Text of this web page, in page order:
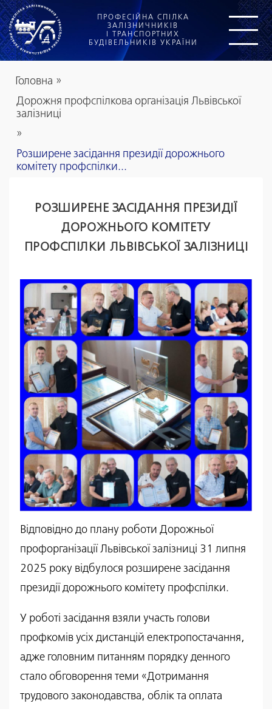
ПРОФЕСІЙНА СПІЛКА
ЗАЛІЗНИЧНИКІВ
І ТРАНСПОРТНИХ
БУДІВЕЛЬНИКІВ УКРАЇНИ
Головна »
Дорожня профспілкова організація Львівської
залізниці
»
Розширене засідання президії дорожнього
комітету профспілки...
РОЗШИРЕНЕ ЗАСІДАННЯ ПРЕЗИДІЇ
ДОРОЖНЬОГО КОМІТЕТУ
ПРОФСПІЛКИ ЛЬВІВСЬКОЇ ЗАЛІЗНИЦІ
Відповідно до плану роботи Дорожньої
профорганізації Львівської залізниці 31 липня
2025 року відбулося розширене засідання
президії дорожнього комітету профспілки.
У роботі засідання взяли участь голови
профкомів усіх дистанцій електропостачання,
адже головним питанням порядку денного
стало обговорення теми «Дотримання
трудового законодавства, облік та оплата